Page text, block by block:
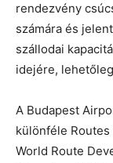
rendezvény
számára és
szállodai
idejére,
A Budapest
különféle
World Route